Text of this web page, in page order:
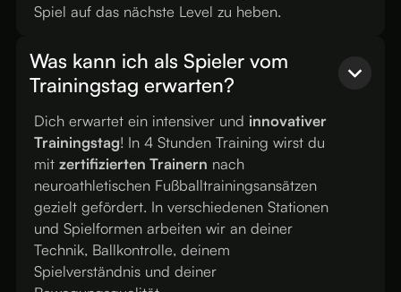
Spiel auf das nächste Level zu heben.
Was kann ich als Spieler vom
Trainingstag erwarten?
Dich erwartet ein intensiver und innovativer
Trainingstag! In 4 Stunden Training wirst du
mitzertifizierten Trainern nach
neuroathletischen Fußballtrainingsansätzen
gezielt gefördert. In verschiedenen Stationen
und Spielformen arbeiten wir an deiner
Technik, Ballkontrolle, deinem
Spielverständnis und deiner